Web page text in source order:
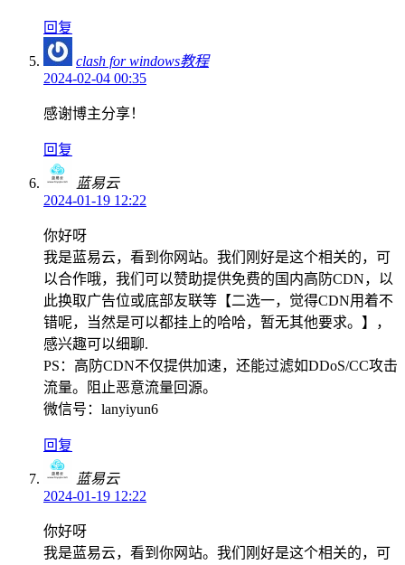
回复
clash for windows教程
2024-02-04 00:35
感谢博主分享！
回复
蓝易云
2024-01-19 12:22
你好呀
我是蓝易云，看到你网站。我们刚好是这个相关的，可
以合作哦，我们可以赞助提供免费的国内高防CDN，以
此换取广告位或底部友联等【二选一，觉得CDN用着不
错呢，当然是可以都挂上的哈哈，暂无其他要求。】，
感兴趣可以细聊.
PS：高防CDN不仅提供加速，还能过滤如DDoS/CC攻击
流量。阻止恶意流量回源。
微信号：lanyiyun6
回复
蓝易云
2024-01-19 12:22
你好呀
我是蓝易云，看到你网站。我们刚好是这个相关的，可